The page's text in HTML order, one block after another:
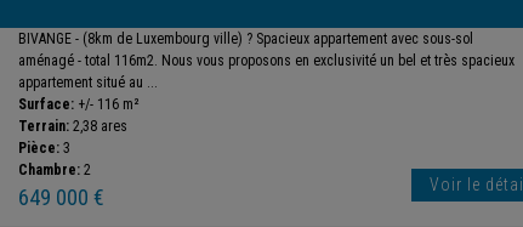
BIVANGE - (8km de Luxembourg ville) ? Spacieux appartement avec sous-sol
aménagé - total 116m2. Nous vous proposons en exclusivité un bel et très spacieux
appartement situé au ...
Surface: +/- 116 m²
Terrain: 2,38 ares
Pièce: 3
Chambre: 2
649 000 € Voir le détail